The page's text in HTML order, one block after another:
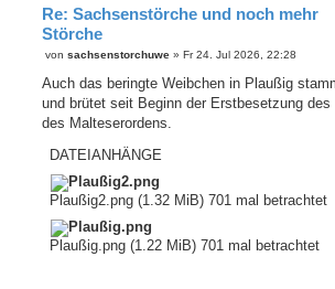
Re: Sachsenstörche und noch mehr
Störche
B
r
a
von sachsenstorchuwe » Fr 24. Jul 2026, 22:28
Auch das beringte Weibchen in Plaußig
und brütet seit Beginn der Erstbesetzung
des Malteserordens.
DATEIANHÄNGE
Plaußig2.png (1.32 MiB) 701 mal betrachtet
Plaußig.png (1.22 MiB) 701 mal betrachtet